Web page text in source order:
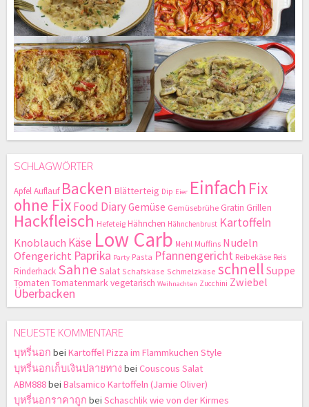
SCHLAGWÖRTER
ApfelAuflauf Backen Blätterteig Dip Eier Einfach Fix
ohne FixFood DiaryGemüse Gemüsebrühe Gratin Grillen
Hackfleisch Hefeteig Hähnchen Hähnchenbrust Kartoffeln
Knoblauch Käse Low Carb Mehl Muffins Nudeln
Ofengericht Paprika Party Pasta Pfannengericht Reibekäse Reis
Rinderhack Sahne Salat Schafskäse Schmelzkäse schnell Suppe
Tomaten Tomatenmarkvegetarisch Weihnachten Zucchini Zwiebel
Überbacken
NEUESTE KOMMENTARE
บุหรี่นอก bei Kartoffel Pizza im Flammkuchen Style
บุหรี่นอกเก็บเงินปลายทาง bei Couscous Salat
ABM888bei Balsamico Kartoffeln (Jamie Oliver)
บุหรี่นอกราคาถูก bei Schaschlik wie von der Kirmes